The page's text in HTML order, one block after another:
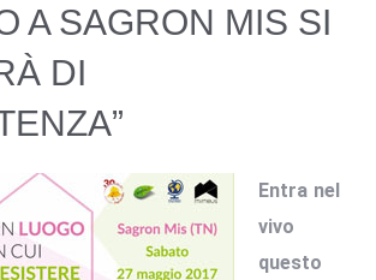
A SAGRON MIS SI
DI
Entra nel
vivo
questo